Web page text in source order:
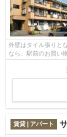
外壁はタイル張りと
なら、駅前のお買い
賃貸 | アパート